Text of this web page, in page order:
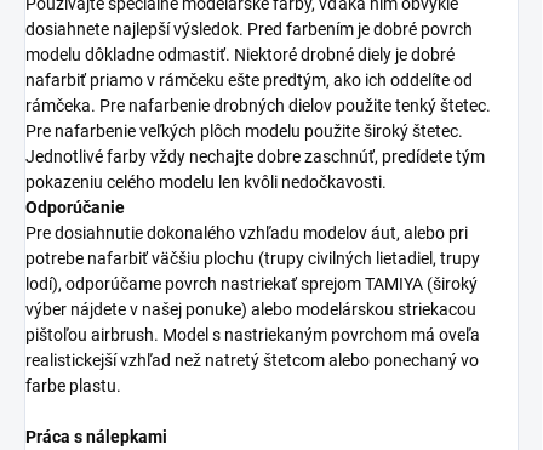
dosiahnete najlepší výsledok. Pred farbením je dobré povrch
modelu dôkladne odmastiť. Niektoré drobné diely je dobré
nafarbiť priamo v rámčeku ešte predtým, ako ich oddelíte od
rámčeka. Pre nafarbenie drobných dielov použite tenký štetec.
Pre nafarbenie veľkých plôch modelu použite široký štetec.
Jednotlivé farby vždy nechajte dobre zaschnúť, predídete tým
pokazeniu celého modelu len kvôli nedočkavosti.
Odporúčanie
Pre dosiahnutie dokonalého vzhľadu modelov áut, alebo pri
potrebe nafarbiť väčšiu plochu (trupy civilných lietadiel, trupy
lodí), odporúčame povrch nastriekať sprejom TAMIYA (široký
výber nájdete v našej ponuke) alebo modelárskou striekacou
pištoľou airbrush. Model s nastriekaným povrchom má oveľa
realistickejší vzhľad než natretý štetcom alebo ponechaný vo
farbe plastu.
Práca s nálepkami